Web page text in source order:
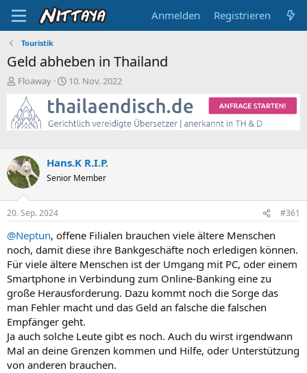
Anmelden Registrieren
Touristik
Geld abheben in Thailand
E
s
t
e
l
e
r
Floaway
E
s
t
e
t
a
10. Nov. 2022
Hans.K R.I.P.
Senior Member
20. Sep. 2024 #361
@Neptun, offene Filialen brauchen viele ältere Menschen
noch, damit diese ihre Bankgeschäfte noch erledigen können.
Für viele ältere Menschen ist der Umgang mit PC, oder einem
Smartphone in Verbindung zum Online-Banking eine zu
große Herausforderung. Dazu kommt noch die Sorge das
man Fehler macht und das Geld an falsche die falschen
Empfänger geht.
Ja auch solche Leute gibt es noch. Auch du wirst irgendwann
Mal an deine Grenzen kommen und Hilfe, oder Unterstützung
von anderen brauchen.